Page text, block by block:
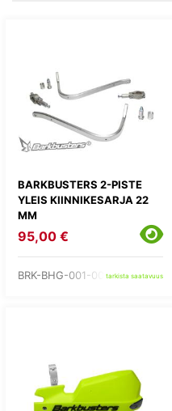
BARKBUSTERS 2-PISTE
YLEIS KIINNIKESARJA 22
MM
95,00 €
BRK-BHG-001-00-NPtarkista saatavuus